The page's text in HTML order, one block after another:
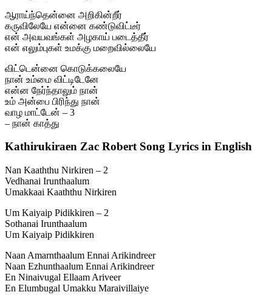
ஆராய்ந்தென்னை அறிகின்றீர்
கருவிலேயே என்னை கண்டுவிட்டீர்
என் அவயவங்கள் அழகாய் படைத்தீர்
என் எலும்புகள் உமக்கு மறைவில்லையே
விட்டென்னை கொடுக்கலையே
நான் உம்மை விட்டிடேனே
என்ன நேர்ந்தாலும் நான்
உம் அன்பை பிரிந்து நான்
வாழ மாட்டேன் – 3
– நான் காத்து
Kathirukiraen Zac Robert Song Lyrics in English
Nan Kaaththu Nirkiren – 2
Vedhanai Irunthaalum
Umakkaai Kaaththu Nirkiren
Um Kaiyaip Pidikkiren – 2
Sothanai Irunthaalum
Um Kaiyaip Pidikkiren
Naan Amarnthaalum Ennai Arikindreer
Naan Ezhunthaalum Ennai Arikindreer
En Ninaivugal Ellaam Ariveer
En Elumbugal Umakku Maraivillaiye